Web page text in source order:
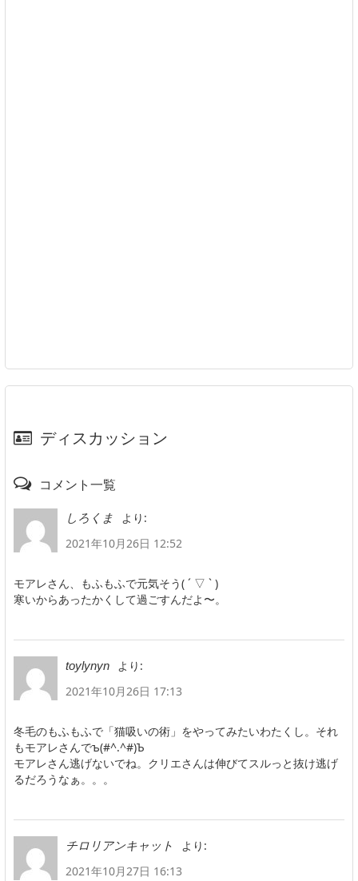
ディスカッション
コメント一覧
しろくま
より:
2021年10月26日 12:52
モアレさん、もふもふで元気そう( ´ ▽ ` )
寒いからあったかくして過ごすんだよ〜。
toylynyn
より:
2021年10月26日 17:13
冬毛のもふもふで「猫吸いの術」をやってみたいわたくし。それ
もモアレさんでъ(#^.^#)Ъ
モアレさん逃げないでね。クリエさんは伸びてスルっと抜け逃げ
るだろうなぁ。。。
チロリアンキャット
より:
2021年10月27日 16:13